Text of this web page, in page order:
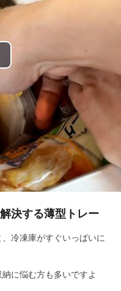
決する薄型トレー
冷凍庫がすぐいっぱいに
に悩む方も多いですよ